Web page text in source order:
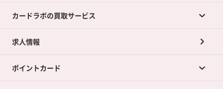
カードラボの買取サービス
カードラボの買取サービスTOP
店舗買取について
求人情報
ポイントカード